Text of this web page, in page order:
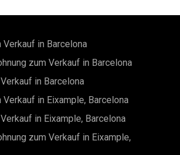
Verkauf in Barcelona
zum Verkauf in Barcelona
in Barcelona
Verkauf in Eixample, Barcelona
in Eixample, Barcelona
zum Verkauf in Eixample,